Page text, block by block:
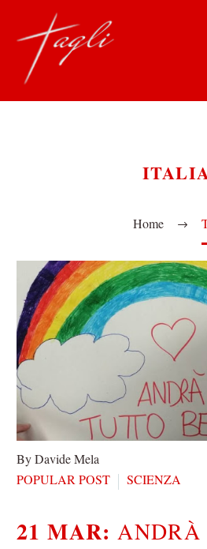
Home
By Davide Mela
POPULAR POST
SCIENZA
21 MAR:ANDRÀ